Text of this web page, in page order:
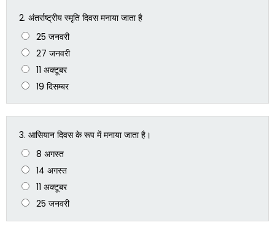
2. अंतर्राष्ट्रीय स्मृति दिवस मनाया जाता है
25 जनवरी
27 जनवरी
11 अक्टूबर
19 दिसम्बर
3. आसियान दिवस के रूप में मनाया जाता है।
8 अगस्त
14 अगस्त
11 अक्टूबर
25 जनवरी